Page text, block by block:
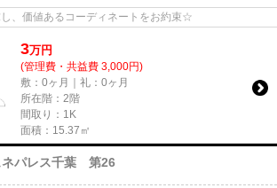
、価値あるコーディネートをお約束☆
3万円
(管理費・共益費 3,000円)
敷：0ヶ月｜礼：0ヶ月
所在階：2階
間取り：1K
面積：15.37㎡
ネパレス千葉 第26